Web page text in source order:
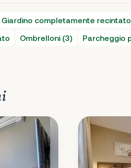
Giardino completamente recintato
Ombrelloni (3) Parcheggio